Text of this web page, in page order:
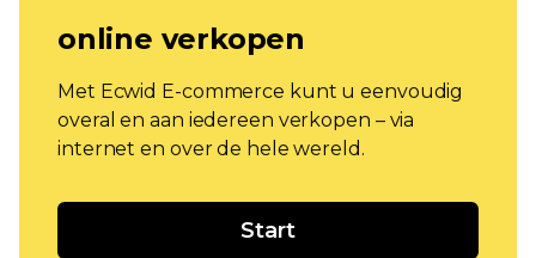
online verkopen
Met Ecwid E-commerce kunt u eenvoudig
overal en aan iedereen verkopen – via
internet en over de hele wereld.
Start